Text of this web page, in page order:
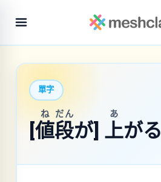
單字
[値
ね
段
だん
が] 上
あ
がる